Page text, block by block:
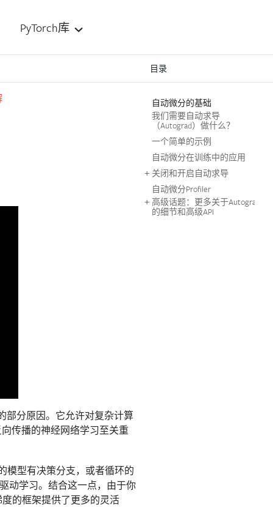
PyTorch库
目录
部分原因。它允许对复杂计算
传播的神经网络学习至关重
模型有决策分支，或者循环的
动学习。结合这一点，由于你
的框架提供了更多的灵活
自动微分的基础
我们需要自动求导
（Autograd）做什么？
一个简单的示例
自动微分在训练中的应用
关闭和开启自动求导
自动微分Profiler
高级话题：更多关于Autograd
的细节和高级API